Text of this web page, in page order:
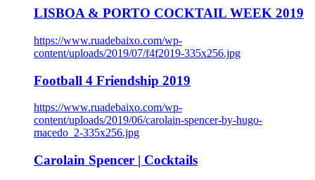
LISBOA & PORTO COCKTAIL WEEK 2019
https://www.ruadebaixo.com/wp-
content/uploads/2019/07/f4f2019-335x256.jpg
Football 4 Friendship 2019
https://www.ruadebaixo.com/wp-
content/uploads/2019/06/carolain-spencer-by-hugo-
macedo_2-335x256.jpg
Carolain Spencer | Cocktails